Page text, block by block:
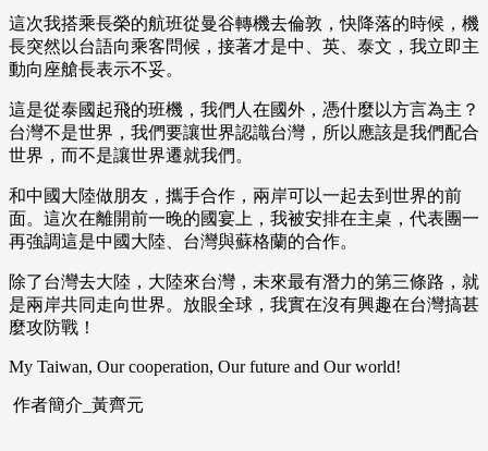
這次我搭乘長榮的航班從曼谷轉機去倫敦，快降落的時候，機
長突然以台語向乘客問候，接著才是中、英、泰文，我立即主
動向座艙長表示不妥。
這是從泰國起飛的班機，我們人在國外，憑什麼以方言為主？
台灣不是世界，我們要讓世界認識台灣，所以應該是我們配合
世界，而不是讓世界遷就我們。
和中國大陸做朋友，攜手合作，兩岸可以一起去到世界的前
面。這次在離開前一晚的國宴上，我被安排在主桌，代表團一
再強調這是中國大陸、台灣與蘇格蘭的合作。
除了台灣去大陸，大陸來台灣，未來最有潛力的第三條路，就
是兩岸共同走向世界。放眼全球，我實在沒有興趣在台灣搞甚
麼攻防戰！
My Taiwan, Our cooperation, Our future and Our world!
作者簡介_黃齊元